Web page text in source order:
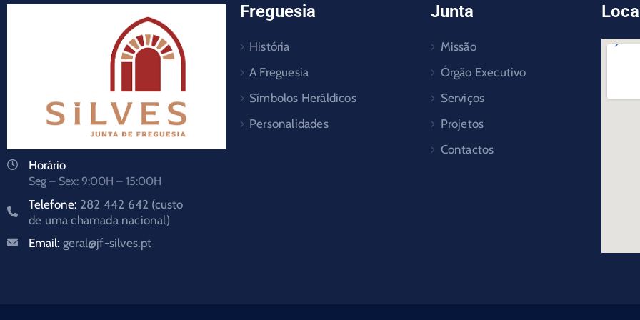
Horário
Seg – Sex: 9:00H – 15:00H
Telefone: 282 442 642 (custo
de uma chamada nacional)
Email: geral@jf-silves.pt
Freguesia
História
A Freguesia
Símbolos Heráldicos
Personalidades
Junta
Missão
Órgão Executivo
Serviços
Projetos
Contactos